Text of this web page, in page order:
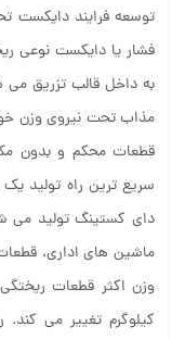
فشار یا دایکست نوعی
به داخل قالب تزریق
مذاب تحت نیروی وزن
قطعات محکم و بدون
سریع ترین راه تولید
دای کستینگ تولید می
ماشین های اداری،
کیلوگرم تغییر می